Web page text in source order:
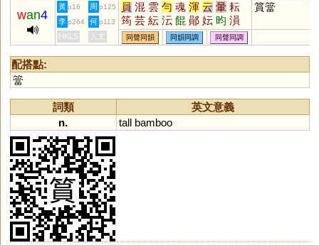
wan4
黃 p16 周 p125 員 混 雲 勻 魂 渾 云 暈 耘
筠 芸 紜 沄 餛 鄖 妘 昀 溳
琿 鋆 畇 眃 轋 繉 熉 棞 伝
鼲 餫 蕓 縜 澐 楎
篔簹
李 p264 何 p113
HKLS 人文 同聲同韻 同韻同調 同聲同調
配搭點:
簹
詞類
英文意義
n.
tall bamboo